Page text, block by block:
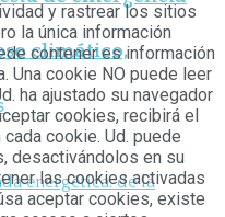
climático,
y rastrear los sitios
la única información
contener es información
Una cookie NO puede leer
ha ajustado su navegador
cookies, recibirá el
cookie. Ud. puede
desactivándolos en su
las cookies activadas
aceptar cookies, existe